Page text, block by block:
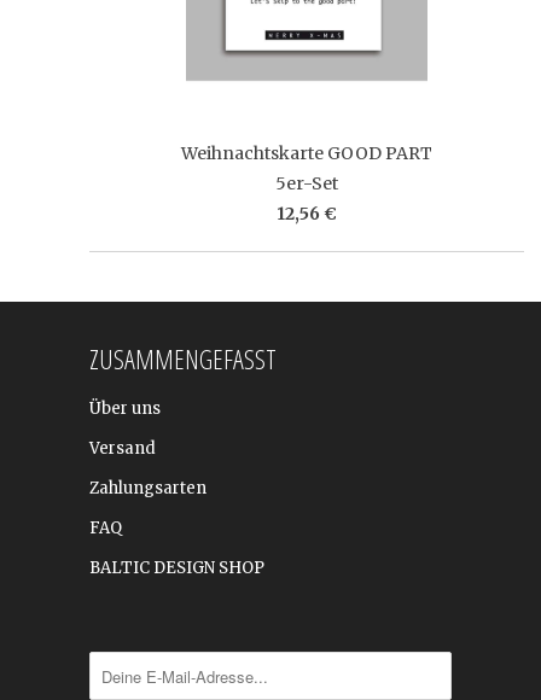
Weihnachtskarte GOOD PART
5er-Set
12,56 €
ZUSAMMENGEFASST
Über uns
Versand
Zahlungsarten
FAQ
BALTIC DESIGN SHOP